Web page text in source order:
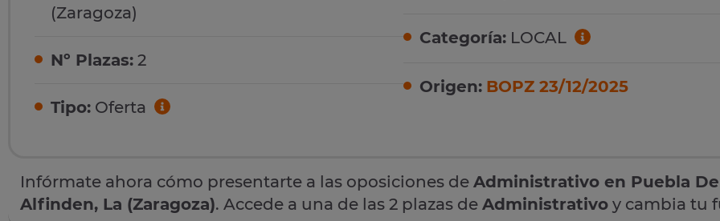
(Zaragoza)
Nº Plazas: 2
Tipo: Oferta
Categoría: LOCAL
Origen: BOPZ 23/12/2025
Infórmate ahora cómo presentarte a las oposiciones de Administrativo en Puebla De
Alfinden, La (Zaragoza). Accede a una de las 2 plazas de Administrativo y cambia tu